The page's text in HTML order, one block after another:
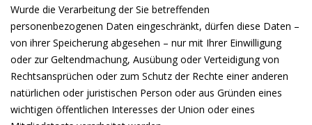
Wurde die Verarbeitung der Sie betreffenden
personenbezogenen Daten eingeschränkt, dürfen diese Daten –
von ihrer Speicherung abgesehen – nur mit Ihrer Einwilligung
oder zur Geltendmachung, Ausübung oder Verteidigung von
Rechtsansprüchen oder zum Schutz der Rechte einer anderen
natürlichen oder juristischen Person oder aus Gründen eines
wichtigen öffentlichen Interesses der Union oder eines